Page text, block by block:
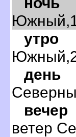
утро
день
ечер
етер